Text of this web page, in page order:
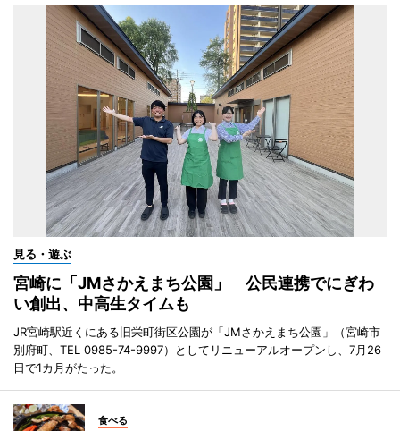
見る・遊ぶ
宮崎に「JMさかえまち公園」 公民連携でにぎわ
い創出、中高生タイムも
JR宮崎駅近くにある旧栄町街区公園が「JMさかえまち公園」（宮崎市
別府町、TEL 0985-74-9997）としてリニューアルオープンし、7月26
日で1カ月がたった。
食べる